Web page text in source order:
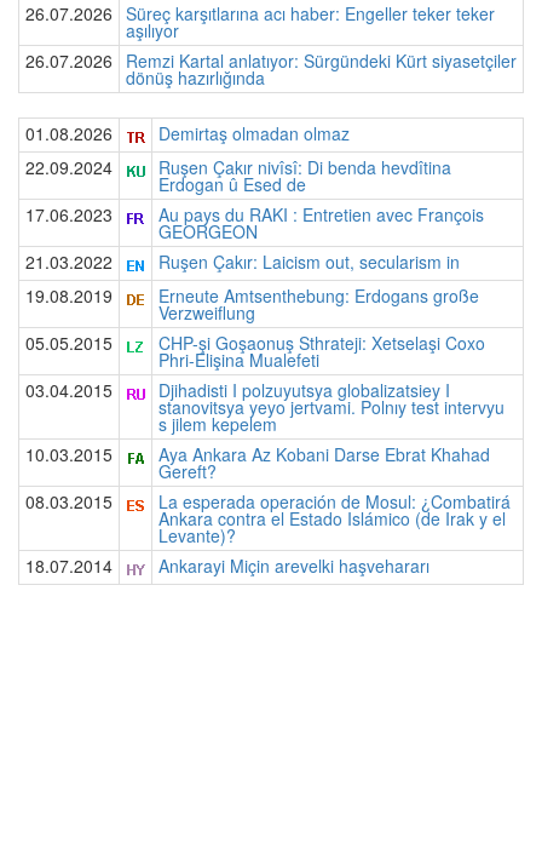
26.07.2026 Süreç karşıtlarına acı haber: Engeller teker teker
aşılıyor
26.07.2026
Remzi Kartal anlatıyor: Sürgündeki Kürt siyasetçiler
dönüş hazırlığında
01.08.2026
Demirtaş olmadan olmaz
22.09.2024
Ruşen Çakır nivîsî: Di benda hevdîtina
Erdogan û Esed de
17.06.2023
Au pays du RAKI : Entretien avec François
GEORGEON
21.03.2022
Ruşen Çakır: Laicism out, secularism in
19.08.2019
Erneute Amtsenthebung: Erdogans große
Verzweiflung
05.05.2015
CHP-şi Goşaonuş Sthrateji: Xetselaşi Coxo
Phri-Elişina Mualefeti
03.04.2015
Djihadisti I polzuyutsya globalizatsiey I
stanovitsya yeyo jertvami. Polnıy test intervyu
s jilem kepelem
10.03.2015
Aya Ankara Az Kobani Darse Ebrat Khahad
Gereft?
08.03.2015
La esperada operación de Mosul: ¿Combatirá
Ankara contra el Estado Islámico (de Irak y el
Levante)?
18.07.2014
Ankarayi Miçin arevelki haşvehararı